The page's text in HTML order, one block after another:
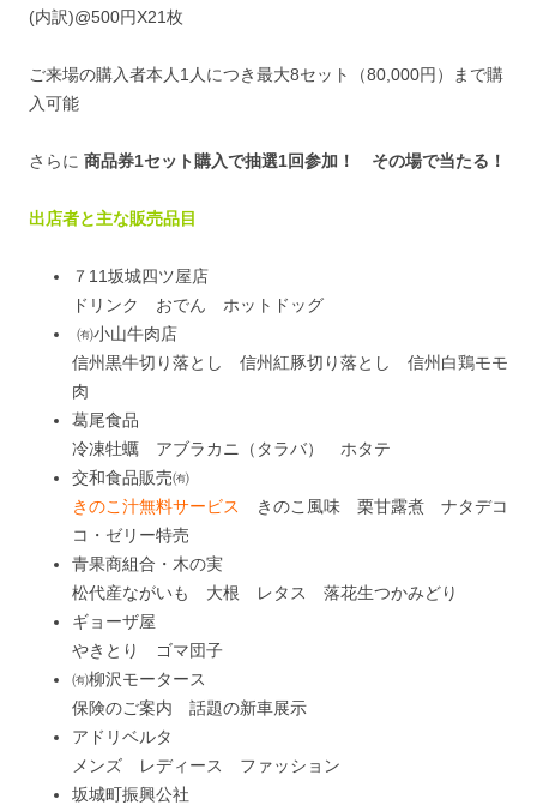
(内訳)@500円X21枚
ご来場の購入者本人1人につき最大8セット（80,000円）まで購
入可能
さらに 商品券1セット購入で抽選1回参加！ その場で当たる！
出店者と主な販売品目
７11坂城四ツ屋店
ドリンク おでん ホットドッグ
㈲小山牛肉店
信州黒牛切り落とし 信州紅豚切り落とし 信州白鶏モモ
肉
葛尾食品
冷凍牡蠣 アブラカニ（タラバ） ホタテ
交和食品販売㈲
きのこ汁無料サービス
きのこ風味 栗甘露煮 ナタデコ
コ・ゼリー特売
青果商組合・木の実
松代産ながいも 大根 レタス 落花生つかみどり
ギョーザ屋
やきとり ゴマ団子
㈲柳沢モータース
保険のご案内 話題の新車展示
アドリベルタ
メンズ レディース ファッション
坂城町振興公社